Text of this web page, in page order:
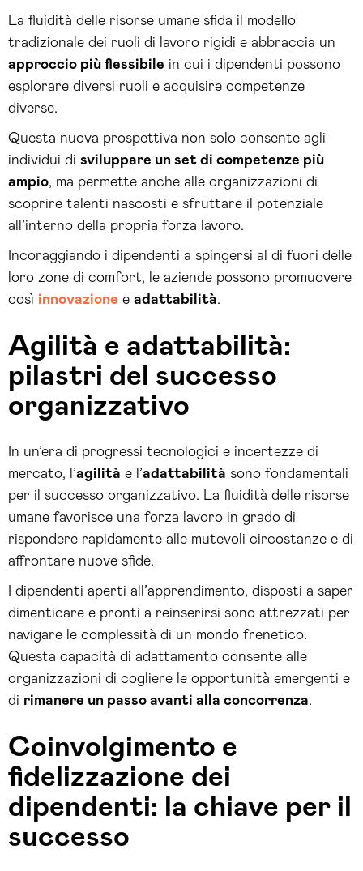
La fluidità delle risorse umane sfida il modello
tradizionale dei ruoli di lavoro rigidi e abbraccia un
approccio più flessibile in cui i dipendenti possono
esplorare diversi ruoli e acquisire competenze
diverse.
Questa nuova prospettiva non solo consente agli
individui di sviluppare un set di competenze più
ampio, ma permette anche alle organizzazioni di
scoprire talenti nascosti e sfruttare il potenziale
all’interno della propria forza lavoro.
Incoraggiando i dipendenti a spingersi al di fuori delle
loro zone di comfort, le aziende possono promuovere
così innovazione e adattabilità.
Agilità e adattabilità:
pilastri del successo
organizzativo
In un’era di progressi tecnologici e incertezze di
mercato, l’agilità e l’adattabilità sono fondamentali
per il successo organizzativo. La fluidità delle risorse
umane favorisce una forza lavoro in grado di
rispondere rapidamente alle mutevoli circostanze e di
affrontare nuove sfide.
I dipendenti aperti all’apprendimento, disposti a saper
dimenticare e pronti a reinserirsi sono attrezzati per
navigare le complessità di un mondo frenetico.
Questa capacità di adattamento consente alle
organizzazioni di cogliere le opportunità emergenti e
di rimanere un passo avanti alla concorrenza.
Coinvolgimento e
fidelizzazione dei
dipendenti: la chiave per il
successo